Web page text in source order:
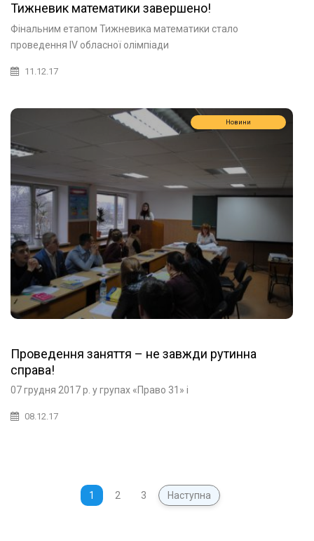
Тижневик математики завершено!
Фінальним етапом Тижневика математики стало
проведення IV обласної олімпіади
11.12.17
Новини
Проведення заняття – не завжди рутинна
справа!
07 грудня 2017 р. у групах «Право 31» і
08.12.17
1 2 3 Наступна